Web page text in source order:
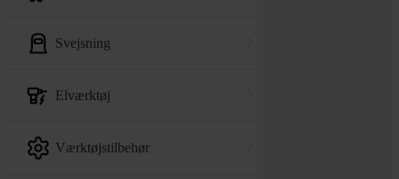
svejsning
elværktøj
værktøjstilbehør